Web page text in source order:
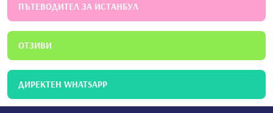
ПЪТЕВОДИТЕЛ ЗА ИСТАНБУЛ
ОТЗИВИ
ДИРЕКТЕН WHATSAPP